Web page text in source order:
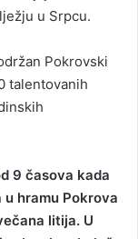
u Srpcu.
Pokrovski
talentovanih
9 časova kada
hramu Pokrova
litija. U